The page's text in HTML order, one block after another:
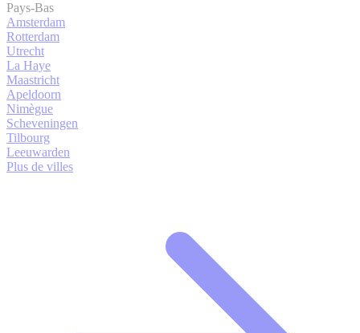
Pays-Bas
Amsterdam
Rotterdam
Utrecht
La Haye
Maastricht
Apeldoorn
Nimègue
Scheveningen
Tilbourg
Leeuwarden
Plus de villes